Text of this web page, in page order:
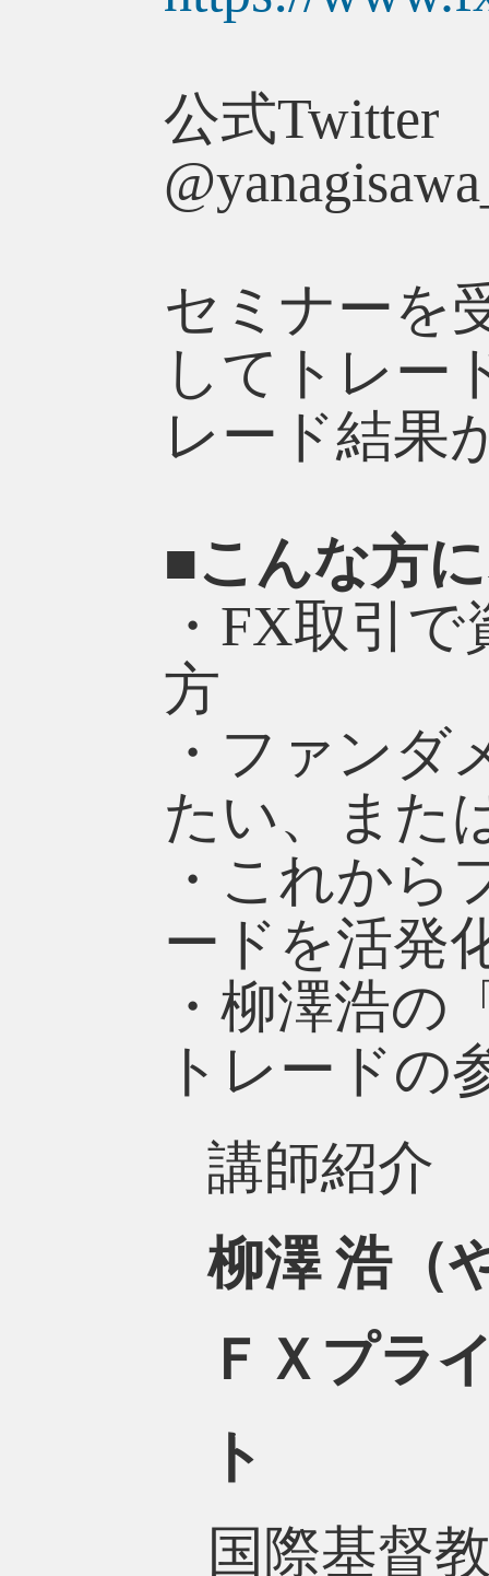
公式Twitter
セミナーを
してトレー
レード結果
■こんな方
・FX取引
方
・ファンダ
たい、また
・これから
ードを活発
・柳澤浩の
トレードの
講師紹介
柳澤 浩（
ＦＸプラ
ト
国際基督